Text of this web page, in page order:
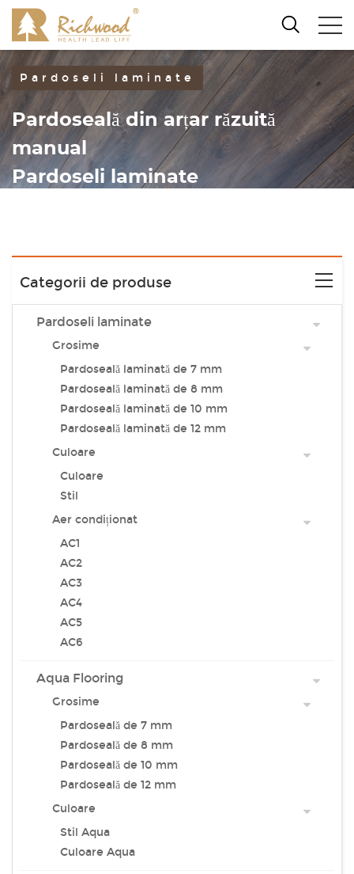
Pardoseli laminate
Pardoseală din arțar răzuită
manual
Pardoseli laminate
Categorii de produse
Pardoseli laminate
Grosime
Pardoseală laminată de 7 mm
Pardoseală laminată de 8 mm
Pardoseală laminată de 10 mm
Pardoseală laminată de 12 mm
Culoare
Culoare
Stil
Aer condiționat
AC1
AC2
AC3
AC4
AC5
AC6
Aqua Flooring
Grosime
Pardoseală de 7 mm
Pardoseală de 8 mm
Pardoseală de 10 mm
Pardoseală de 12 mm
Culoare
Stil Aqua
Culoare Aqua